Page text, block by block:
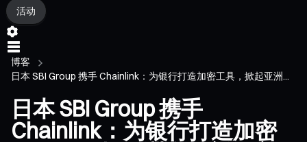
活动
博客
日本 SBI Group 携手 Chainlink：为银行打造加密工具，掀起亚洲...
日本 SBI Group 携手
Chainlink：为银行打造加密